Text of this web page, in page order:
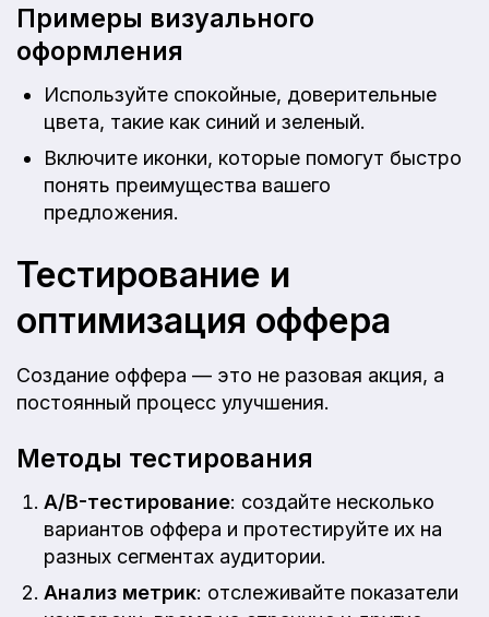
Примеры визуального
оформления
Используйте спокойные, доверительные
цвета, такие как синий и зеленый.
Включите иконки, которые помогут быстро
понять преимущества вашего
предложения.
Тестирование и
оптимизация оффера
Создание оффера — это не разовая акция, а
постоянный процесс улучшения.
Методы тестирования
A/B-тестирование: создайте несколько
вариантов оффера и протестируйте их на
разных сегментах аудитории.
Анализ метрик: отслеживайте показатели